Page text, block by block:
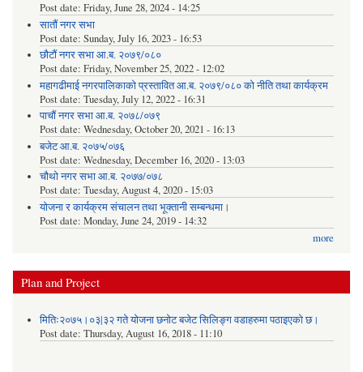
Post date: Friday, June 28, 2024 - 14:25
सातौं नगर सभा
Post date: Sunday, July 16, 2023 - 16:53
छौटौं नगर सभा आ.ब. २०७९/०८०
Post date: Friday, November 25, 2022 - 12:02
महागढीमाई नगरपालिकाको प्रस्तावित आ.ब. २०७९/०८० को नीति तथा कार्यक्रम
Post date: Tuesday, July 12, 2022 - 16:31
पाचौं नगर सभा आ.ब. २०७८/०७९
Post date: Wednesday, October 20, 2021 - 16:13
बजेट आ.ब. २०७५/०७६
Post date: Wednesday, December 16, 2020 - 13:03
चौथो नगर सभा आ.ब. २०७७/०७८
Post date: Tuesday, August 4, 2020 - 15:03
योजना र कार्यक्रम संचालन तथा भूक्तानी सम्बन्धमा।
Post date: Monday, June 24, 2019 - 14:32
more
Plan and Project
मितिः२०७५।०३|३२ गते योजना छनोट बजेट सिलिङ्ग वडाहरुमा पठाइएको छ​।
Post date: Thursday, August 16, 2018 - 11:10